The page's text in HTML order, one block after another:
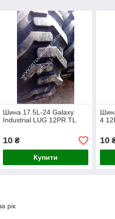
Шина 17.5L-24 Galaxy
Industrial LUG 12PR TL
10₴
Купити
4
10
рік